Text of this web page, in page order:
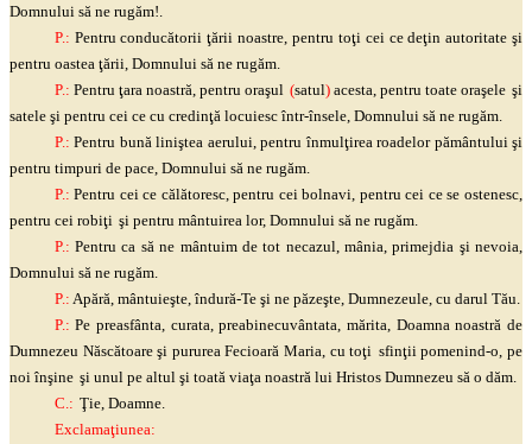
Domnului să ne rugăm!.
P.: Pentru conducătoriiţării noastre, pentru toţi cei cedeţin autoritateşi
pentru oastea ţării , Domnului să ne rugăm.
P.: Pentru ţara noastră, pentru oraşul (satul)acesta, pentru toateoraşele şi
satele şi pentru cei ce cu credinţă locuiescîntr-însele, Domnului să ne rugăm.
P.: Pentru bunăliniştea aerului, pentruînmulţirea roadelor pământuluişi
pentru timpuri de pace, Domnului să ne rugăm.
P.: Pentru cei ce călătoresc, pentru cei bolnavi, pentru cei ce se ostenesc,
pentru cei robiţi şi pentru mântuirea lor, Domnului să ne rugăm.
P.: Pentru ca să ne mântuim de tot necazul, mânia, primejdia şi nevoia,
Domnului să ne rugăm.
P.: Apără, mântuieşte, îndură-Te şi ne păzeşte, Dumnezeule, cu darul Tău.
P.: Pe preasfânta, curata,preabinecuvântata , mărita, Doamna noastră de
Dumnezeu Născătoareşi pururea Fecioară Maria, cutoţi sfinţii pomenind-o, pe
noiînşine şi unul pe altul şi toată viaţa noastră lui Hristos Dumnezeu să o dăm.
C.: Ţie, Doamne.
Exclamaţiunea: